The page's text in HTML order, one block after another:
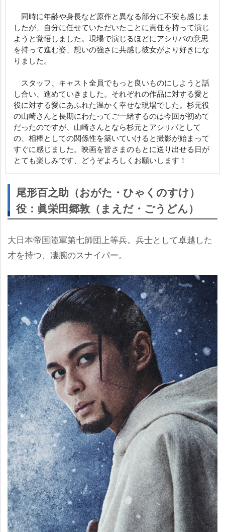
同時に年齢や身長など原作と異なる部分に不安も感じま
したが、自分に任せていただいたことに責任を持って演じ
ようと覚悟しました。現場で演じるほどにアシ リパの意思
を持って進む姿、想いの強さに共感し彼女がより好きにな
りました。
スタッフ、キャスト全員でもっと良いものにしようと話
し合い、進めていきました。それぞれの作品に対する愛と
役に対する愛にあふれた温かく幸せな現場でした。杉元役
の山崎さんと長期にわたってご一緒するのは今回が初めて
だったのですが、山崎さんとなら杉元とアシ リパとして
の、相棒としての関係性を築いていけると撮影が始まって
すぐに感じました。映画を皆さまのもとに送り出せる日が
とても楽しみです、どうぞよろしくお願いします！
尾形百之助（おがた・ひゃくのすけ）
役：眞栄田郷敦（まえだ・ごうどん）
大日本帝国陸軍第七師団上等兵。兵士として卓越した
才を持つ、凄腕のスナイパー。